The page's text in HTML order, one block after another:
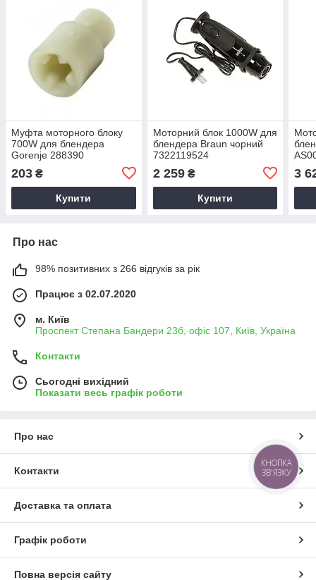
Муфта моторного блоку
700W для блендера
Gorenje 288390
203 ₴
Купити
Моторний блок 1000W для
блендера Braun чорний
7322119524
2 259₴
Купити
3
Про нас
98% позитивних з 266 відгуків за рік
Працює з 02.07.2020
м. Київ
Проспект Степана Бандери 23б, офіс 107, Київ, Україна
Контакти
Сьогодні вихідний
Показати весь графік роботи
Про нас
Контакти
Доставка та оплата
Графік роботи
Повна версія сайту
КНОПКА
ЗВ'ЯЗКУ